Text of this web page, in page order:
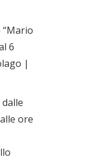
6
|
ore